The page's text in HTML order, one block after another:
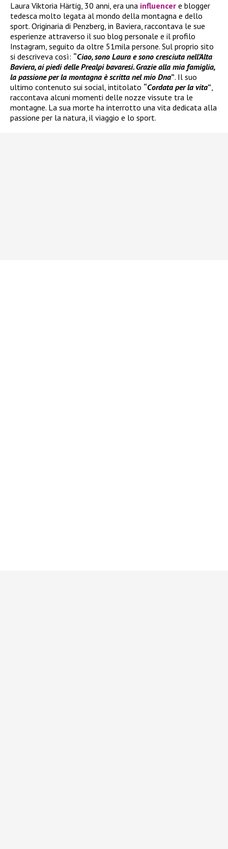
Laura Viktoria Härtig, 30 anni, era una influencer e blogger
tedesca molto legata al mondo della montagna e dello
sport. Originaria di Penzberg, in Baviera, raccontava le sue
esperienze attraverso il suo blog personale e il profilo
Instagram, seguito da oltre 51mila persone. Sul proprio sito
si descriveva così: “Ciao, sono Laura e sono cresciuta nell’Alta
Baviera, ai piedi delle Prealpi bavaresi. Grazie alla mia famiglia,
la passione per la montagna è scritta nel mio Dna”. Il suo
ultimo contenuto sui social, intitolato “Cordata per la vita”,
raccontava alcuni momenti delle nozze vissute tra le
montagne. La sua morte ha interrotto una vita dedicata alla
passione per la natura, il viaggio e lo sport.